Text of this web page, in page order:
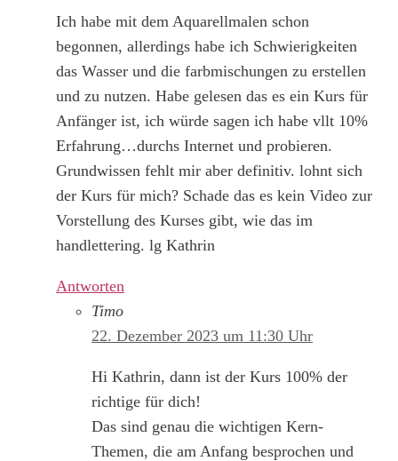
Ich habe mit dem Aquarellmalen schon
begonnen, allerdings habe ich Schwierigkeiten
das Wasser und die farbmischungen zu erstellen
und zu nutzen. Habe gelesen das es ein Kurs für
Anfänger ist, ich würde sagen ich habe vllt 10%
Erfahrung…durchs Internet und probieren.
Grundwissen fehlt mir aber definitiv. lohnt sich
der Kurs für mich? Schade das es kein Video zur
Vorstellung des Kurses gibt, wie das im
handlettering. lg Kathrin
Antworten
Timo
22. Dezember 2023 um 11:30 Uhr
Hi Kathrin, dann ist der Kurs 100% der
richtige für dich!
Das sind genau die wichtigen Kern-
Themen, die am Anfang besprochen und